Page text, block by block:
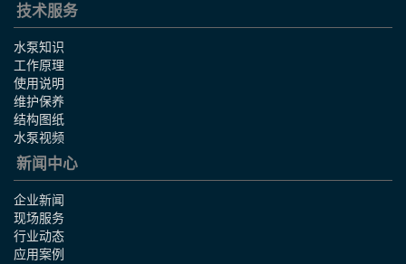
技术服务
水泵知识
工作原理
使用说明
维护保养
结构图纸
水泵视频
新闻中心
企业新闻
现场服务
行业动态
应用案例